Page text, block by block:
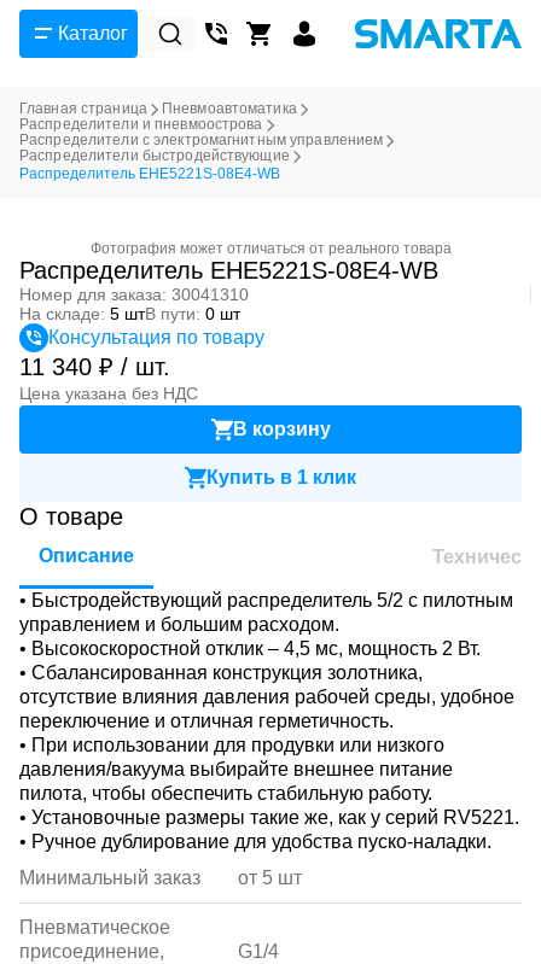
Каталог
Главная страница
Пневмоавтоматика
Распределители и пневмоострова
Распределители с электромагнитным управлением
Распределители быстродействующие
Распределитель EHE5221S-08E4-WB
Фотография может отличаться от реального товара
Распределитель EHE5221S-08E4-WB
Номер для заказа: 30041310
На складе: 5 штВ пути: 0 шт
Консультация по товару
11 340 ₽ / шт.
Цена указана без НДС
В корзину
Купить в 1 клик
О товаре
Описание
• Быстродействующий распределитель 5/2 с пилотным
управлением и большим расходом.
• Высокоскоростной отклик – 4,5 мс, мощность 2 Вт.
• Cбалансированная конструкция золотника,
отсутствие влияния давления рабочей среды, удобное
переключение и отличная герметичность.
• При использовании для продувки или низкого
давления/вакуума выбирайте внешнее питание
пилота, чтобы обеспечить стабильную работу.
• Установочные размеры такие же, как у серий RV5221.
• Ручное дублирование для удобства пуско-наладки.
Минимальный заказ
от 5 шт
Пневматическое
присоединение,
G1/4